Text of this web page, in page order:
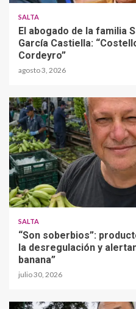
SALTA
El abogado de la familia
García Castiella:
Cordeyro”
agosto 3, 2026
SALTA
“Son soberbios”:
la desregulación y
banana”
julio 30, 2026